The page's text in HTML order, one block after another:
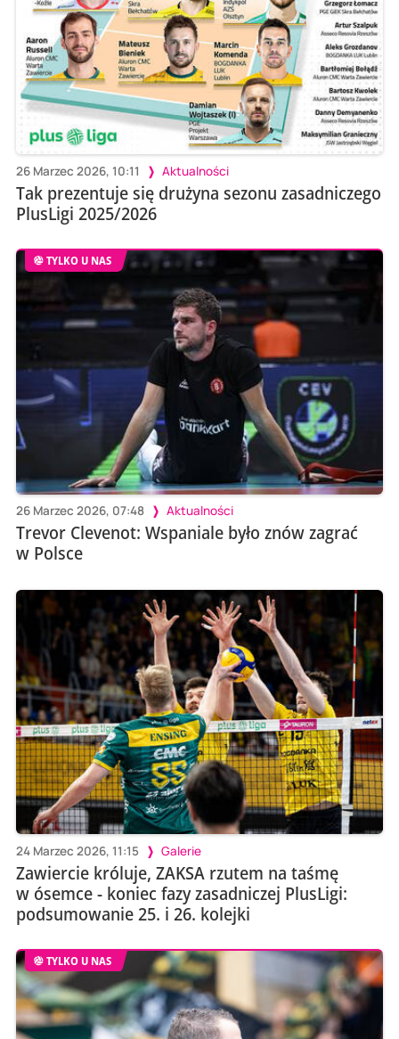
26 Marzec 2026, 10:11 Aktualności
Tak prezentuje się drużyna sezonu zasadniczego
PlusLigi 2025/2026
TYLKO U NAS
26 Marzec 2026, 07:48 Aktualności
Trevor Clevenot: Wspaniale było znów zagrać
w Polsce
24 Marzec 2026, 11:15 Galerie
Zawiercie króluje, ZAKSA rzutem na taśmę
w ósemce - koniec fazy zasadniczej PlusLigi:
podsumowanie 25. i 26. kolejki
TYLKO U NAS